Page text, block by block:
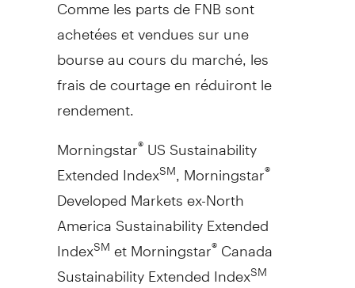
achetées et vendues sur une
bourse au cours du marché, les
frais de courtage en réduiront le
rendement.
Morningstar®US Sustainability
Extended IndexSM , Morningstar®
Developed Markets ex-North
America Sustainability Extended
IndexSM et Morningstar®Canada
Sustainability Extended IndexSM